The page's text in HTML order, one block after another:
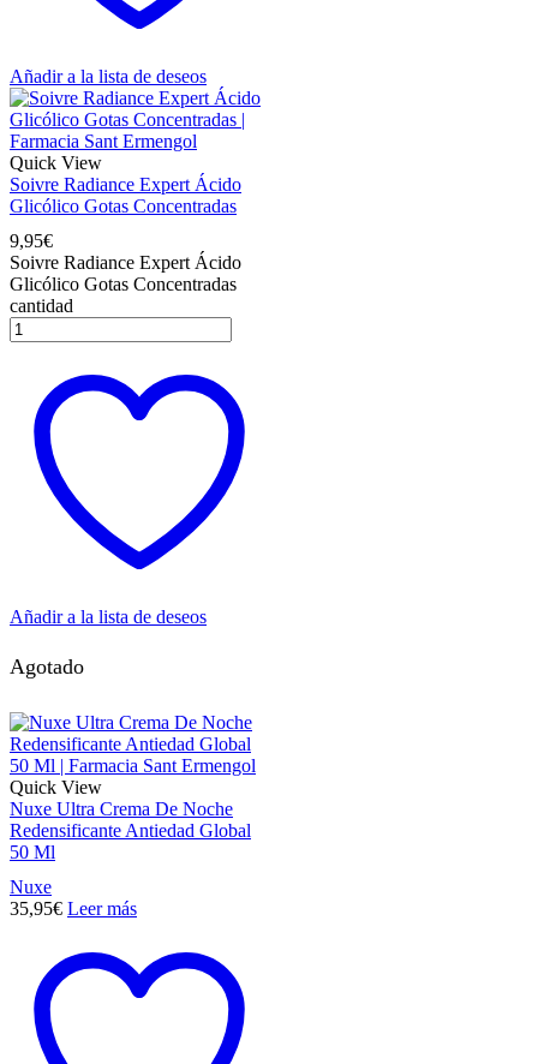
Añadir a la lista de deseos
Quick View
Soivre Radiance Expert Ácido
Glicólico Gotas Concentradas
9,95€
Soivre Radiance Expert Ácido
Glicólico Gotas Concentradas
cantidad
Añadir a la lista de deseos
Agotado
Quick View
Nuxe Ultra Crema De Noche
Redensificante Antiedad Global
50 Ml
Nuxe
35,95€ Leer más